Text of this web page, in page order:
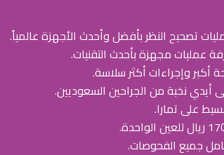
تصحيح النظر بأفضل وأحدث الأجهزة عالمياً.
عمليات مجهزة بأحدث التقنيات.
أكبر وإجراءات أكثر سلاسة.
أيدي نخبة من الجراحين السعوديين.
على تمارا.
جميع الفحوصات.